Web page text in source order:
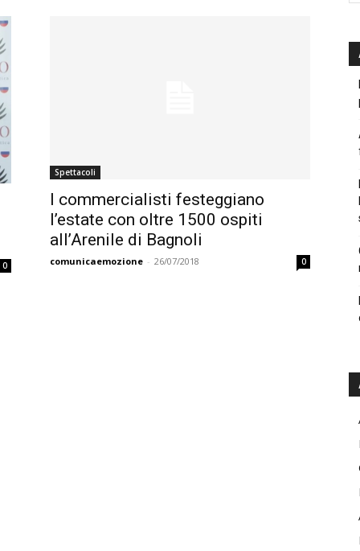
0
Spettacoli
I commercialisti festeggiano
l’estate con oltre 1500 ospiti
all’Arenile di Bagnoli
comunicaemozione - 26/07/2018 0